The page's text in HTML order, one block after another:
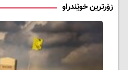
زۆرترین خوێندراو